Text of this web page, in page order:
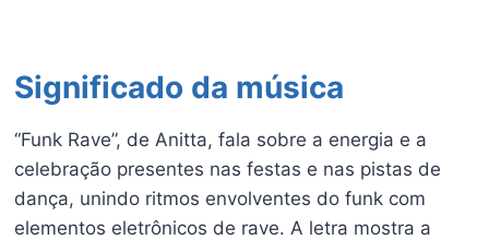
Significado da música
“Funk Rave”, de Anitta, fala sobre a energia e a
celebração presentes nas festas e nas pistas de
dança, unindo ritmos envolventes do funk com
elementos eletrônicos de rave. A letra mostra a